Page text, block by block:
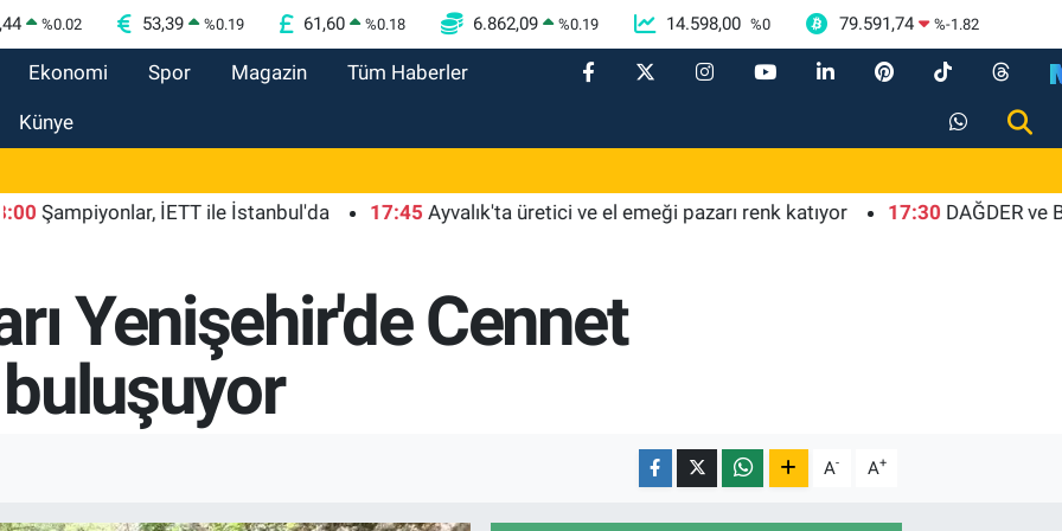
%0.02 53,39 %0.19 61,60 %0.18 6.862,09 %0.19 14.598,00 %0 79.591,74 %-1.82
Ekonomi Spor Magazin Tüm Haberler
Künye
İETT ile İstanbul'da 17:45 Ayvalık'ta üretici ve el emeği pazarı renk katıyor 17:30 DAĞDER ve
Yenişehir'de Cennet
A- A+